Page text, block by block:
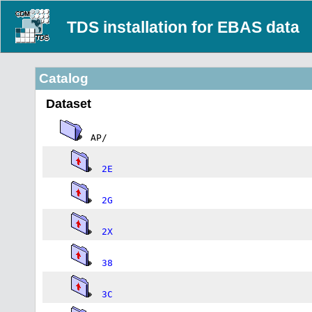
TDS installation for EBAS data
Catalog
Dataset
AP/
2E
2G
2X
38
3C